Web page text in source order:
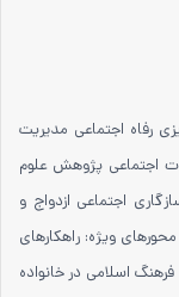
رفاه اجتماعی مدیریت
اجتماعی پژوهش علوم
اجتماعی ازدواج و
ویژه: راهکارهای
اسلامی در خانواده